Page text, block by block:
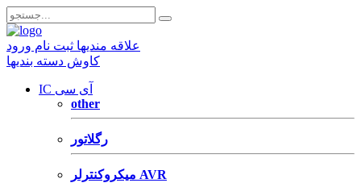
علاقه مندیها ثبت نام ورود
کاوش دسته بندیها
IC آی سی
other
رگلاتور
میکروکنترلر AVR